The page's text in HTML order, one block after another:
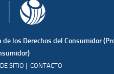
los Derechos del Consumidor
SITIO | CONTACTO